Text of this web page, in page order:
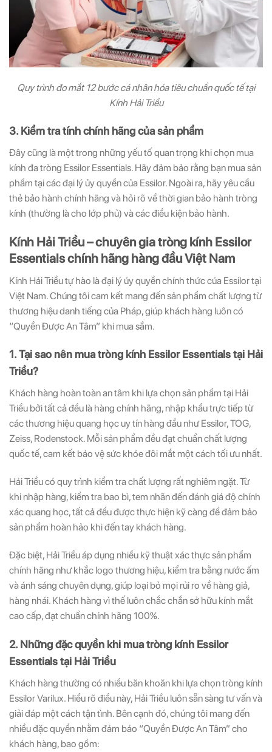
Quy trình đo mắt 12 bước cá nhân hóa tiêu chuẩn quốc tế tại
Kính Hải Triều
3. Kiểm tra tính chính hãng của sản phẩm
Đây cũng là một trong những yếu tố quan trọng khi chọn mua
kính đa tròng Essilor Essentials. Hãy đảm bảo rằng bạn mua sản
phẩm tại các đại lý ủy quyền của Essilor. Ngoài ra, hãy yêu cầu
thẻ bảo hành chính hãng và hỏi rõ về thời gian bảo hành tròng
kính (thường là cho lớp phủ) và các điều kiện bảo hành.
Kính Hải Triều – chuyên gia tròng kính Essilor
Essentials chính hãng hàng đầu Việt Nam
Kính Hải Triều tự hào là đại lý ủy quyền chính thức của Essilor tại
Việt Nam. Chúng tôi cam kết mang đến sản phẩm chất lượng từ
thương hiệu danh tiếng của Pháp, giúp khách hàng luôn có
“Quyền Được An Tâm” khi mua sắm.
1. Tại sao nên mua tròng kính Essilor Essentials tại Hải
Triều?
Khách hàng hoàn toàn an tâm khi lựa chọn sản phẩm tại Hải
Triều bởi tất cả đều là hàng chính hãng, nhập khẩu trực tiếp từ
các thương hiệu quang học uy tín hàng đầu như Essilor, TOG,
Zeiss, Rodenstock. Mỗi sản phẩm đều đạt chuẩn chất lượng
quốc tế, cam kết bảo vệ sức khỏe đôi mắt một cách tối ưu nhất.
Hải Triều có quy trình kiểm tra chất lượng rất nghiêm ngặt. Từ
khi nhập hàng, kiểm tra bao bì, tem nhãn đến đánh giá độ chính
xác quang học, tất cả đều được thực hiện kỹ càng để đảm bảo
sản phẩm hoàn hảo khi đến tay khách hàng.
Đặc biệt, Hải Triều áp dụng nhiều kỹ thuật xác thực sản phẩm
chính hãng như khắc logo thương hiệu, kiểm tra bằng nước ấm
và ánh sáng chuyên dụng, giúp loại bỏ mọi rủi ro về hàng giả,
hàng nhái. Khách hàng vì thế luôn chắc chắn sở hữu kính mắt
cao cấp, đạt chuẩn chính hãng 100%.
2. Những đặc quyền khi mua tròng kính Essilor
Essentials tại Hải Triều
Khách hàng thường có nhiều băn khoăn khi lựa chọn tròng kính
Essilor Varilux. Hiểu rõ điều này, Hải Triều luôn sẵn sàng tư vấn và
giải đáp một cách tận tình. Bên cạnh đó, chúng tôi mang đến
nhiều đặc quyền nhằm đảm bảo “Quyền Được An Tâm” cho
khách hàng, bao gồm: